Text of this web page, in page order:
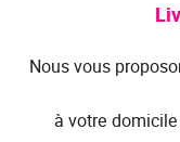
Nous vous
à votre